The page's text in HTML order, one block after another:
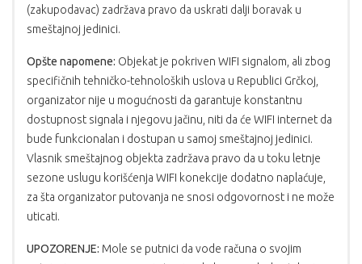
(zakupodavac) zadržava pravo da uskrati dalji boravak u
smeštajnoj jedinici.
Opšte napomene: Objekat je pokriven WIFI signalom, ali zbog
specifičnih tehničko-tehnoloških uslova u Republici Grčkoj,
organizator nije u mogućnosti da garantuje konstantnu
dostupnost signala i njegovu jačinu, niti da će WIFI internet da
bude funkcionalan i dostupan u samoj smeštajnoj jedinici.
Vlasnik smeštajnog objekta zadržava pravo da u toku letnje
sezone uslugu korišćenja WIFI konekcije dodatno naplaćuje,
za šta organizator putovanja ne snosi odgovornost i ne može
uticati.
UPOZORENJE: Mole se putnici da vode računa o svojim